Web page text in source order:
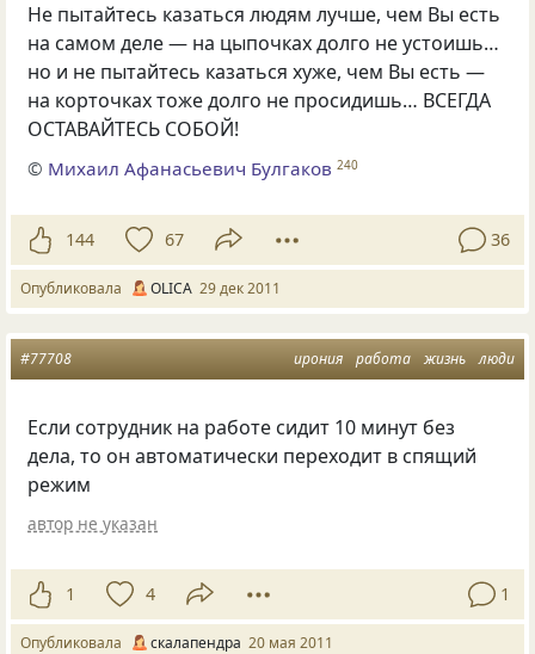
Не пытайтесь казаться людям лучше, чем Вы есть
на самом деле — на цыпочках долго не устоишь…
но и не пытайтесь казаться хуже, чем Вы есть —
на корточках тоже долго не просидишь… ВСЕГДА
ОСТАВАЙТЕСЬ СОБОЙ!
© Михаил Афанасьевич Булгаков 240
144 67 36
Опубликовала OLICA 29 дек 2011
ирония работа жизнь люди
#77708
Если сотрудник на работе сидит 10 минут без
дела, то он автоматически переходит в спящий
режим
автор не указан
1 4 1
Опубликовала скалапендра 20 мая 2011